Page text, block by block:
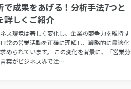
で成果をあげる！分析手法7つと
詳しくご紹介
ス環境は著しく変化し、企業の競争力を維持す
常の営業活動を正確に理解し、戦略的に最適化
められています。 この変化を背景に、「営業分
葉がビジネス界で注…